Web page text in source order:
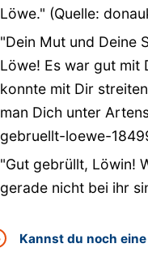
Löwe." (Quelle:
"Dein Mut und Deine
Löwe! Es war gut mit
konnte mit Dir
man Dich unter
gebruellt-loewe-
"Gut gebrüllt, Löwin!
gerade nicht bei ihr
Kannst du noch